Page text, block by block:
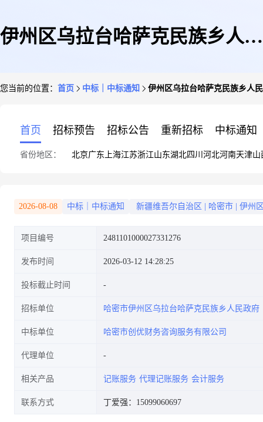
伊州区乌拉台哈萨克民族乡人民
您当前的位置： 首页 中标｜中标通知 伊州区乌拉台哈萨克民族乡人
首页 招标预告 招标公告 重新招标 中标通知
省份地区： 北京广东 上海江苏浙江山东湖北四川 河北河南天津山
2026-08-08 中标｜中标通知 新疆维吾尔自治区 哈密市 伊州
项目编号 2481101000027331276
发布时间 2026-03-12 14:28:25
投标截止时间
招标单位 哈密市伊州区乌拉台哈萨克民族乡人民政府
中标单位 哈密市创优财务咨询服务有限公司
代理单位
相关产品 记账服务 代理记账服务 会计服务
联系方式 丁爱强：15099060697